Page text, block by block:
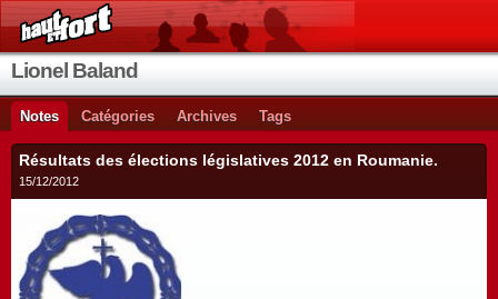
Lionel Baland
Notes Catégories Archives Tags
Résultats des élections législatives 2012 en Roumanie.
15/12/2012